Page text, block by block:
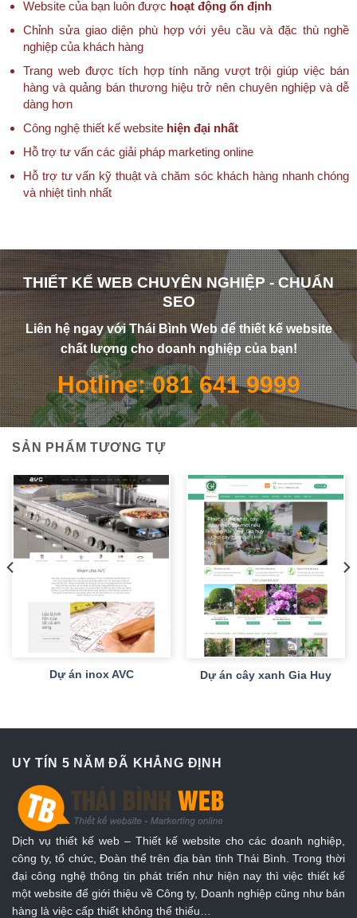
Website của bạn luôn được hoạt động ổn định
Chỉnh sửa giao diện phù hợp với yêu cầu và đặc thù nghề
nghiệp của khách hàng
Trang web được tích hợp tính năng vượt trội giúp việc bán
hàng và quảng bán thương hiệu trở nên chuyên nghiệp và dễ
dàng hơn
Công nghệ thiết kế website hiện đại nhất
Hỗ trợ tư vấn các giải pháp marketing online
Hỗ trợ tư vấn kỹ thuật và chăm sóc khách hàng nhanh chóng
và nhiệt tình nhất
THIẾT KẾ WEB CHUYÊN NGHIỆP - CHUẨN
SEO
Liên hệ ngay với Thái Bình Web để thiết kế website
chất lượng cho doanh nghiệp của bạn!
Hotline: 081 641 9999
SẢN PHẨM TƯƠNG TỰ
Dự án inox AVC Dự án cây xanh Gia Huy
UY TÍN 5 NĂM ĐÃ KHẲNG ĐỊNH
Dịch vụ thiết kế web – Thiết kế website cho các doanh nghiệp,
công ty, tổ chức, Đoàn thể trên địa bàn tỉnh Thái Bình. Trong thời
đại công nghệ thông tin phát triển như hiện nay thì việc thiết kế
một website để giới thiệu về Công ty, Doanh nghiệp cũng như bán
hàng là việc cấp thiết không thể thiếu…